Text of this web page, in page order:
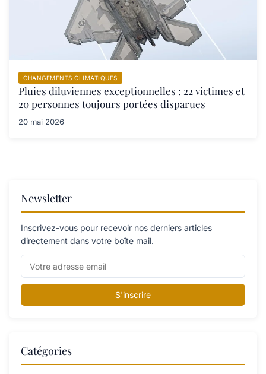
CHANGEMENTS CLIMATIQUES
Pluies diluviennes exceptionnelles : 22 victimes et
20 personnes toujours portées disparues
20 mai 2026
Newsletter
Inscrivez-vous pour recevoir nos derniers articles
directement dans votre boîte mail.
S'inscrire
Catégories